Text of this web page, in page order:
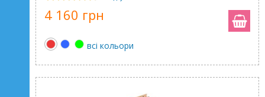
4 160 грн
всі кольори